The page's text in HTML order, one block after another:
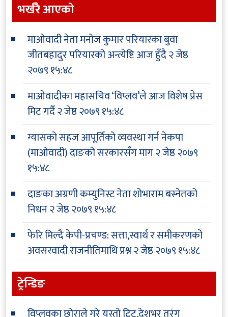
भर्खरै आएकाे
माओवादी नेता मनोज कुमार परियारका बुवा
जीतबहादुर परियारको अन्त्येष्टि आज हुँदै२ जेष्ठ
२०७९ १५:४८
माओवादीका महासचिव ‘विप्लव’ले आज विशेष प्रेस
मिट गर्दै२ जेष्ठ २०७९ १५:४८
ग्यासको सहज आपूर्तिको व्यवस्था गर्न नेकपा
(माओवादी) दाङको सरकारसँग माग२ जेष्ठ २०७९
१५:४८
दाङका अग्रणी कम्युनिस्ट नेता शोभाराम बस्नेतको
निधन२ जेष्ठ २०७९ १५:४८
फेरि मिल्दै केपी-प्रचण्ड: सत्ता,स्वार्थ र समीकरणको
अवसरवादी राजनीतिमाथि प्रश्न२ जेष्ठ २०७९ १५:४८
ट्रेन्डिङ